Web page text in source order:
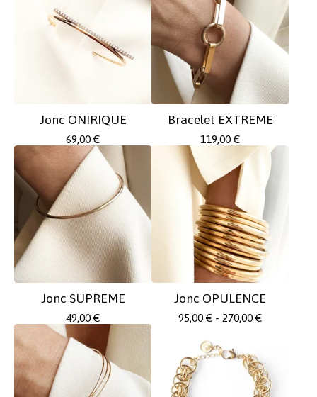
Jonc ONIRIQUE
69,00 €
Bracelet EXTREME
119,00 €
Jonc SUPREME
49,00 €
Jonc OPULENCE
95,00 € - 270,00 €